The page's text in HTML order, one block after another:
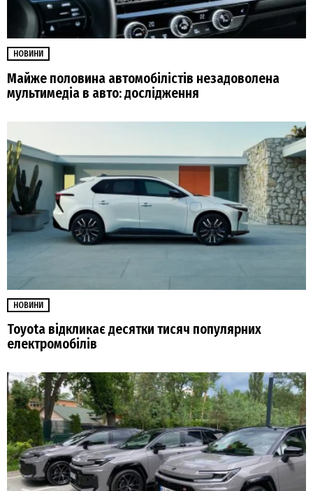
НОВИНИ
Майже половина автомобілістів незадоволена
мультимедіа в авто: дослідження
НОВИНИ
Toyota відкликає десятки тисяч популярних
електромобілів